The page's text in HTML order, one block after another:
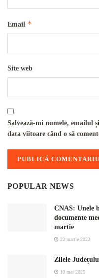
Email *
Site web
Salvează-mi numele, emailul
data viitoare când o să
POPULAR NEWS
CNAS: Unele
documente
martie
22 martie 2022
Zilele
10 mai 2025